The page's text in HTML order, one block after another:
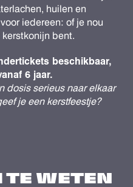
huilen en
iedereen: of je nou
bent.
beschikbaar,
6 jaar.
dosis serieus naar elkaar
je een kerstfeestje?
TE WETEN